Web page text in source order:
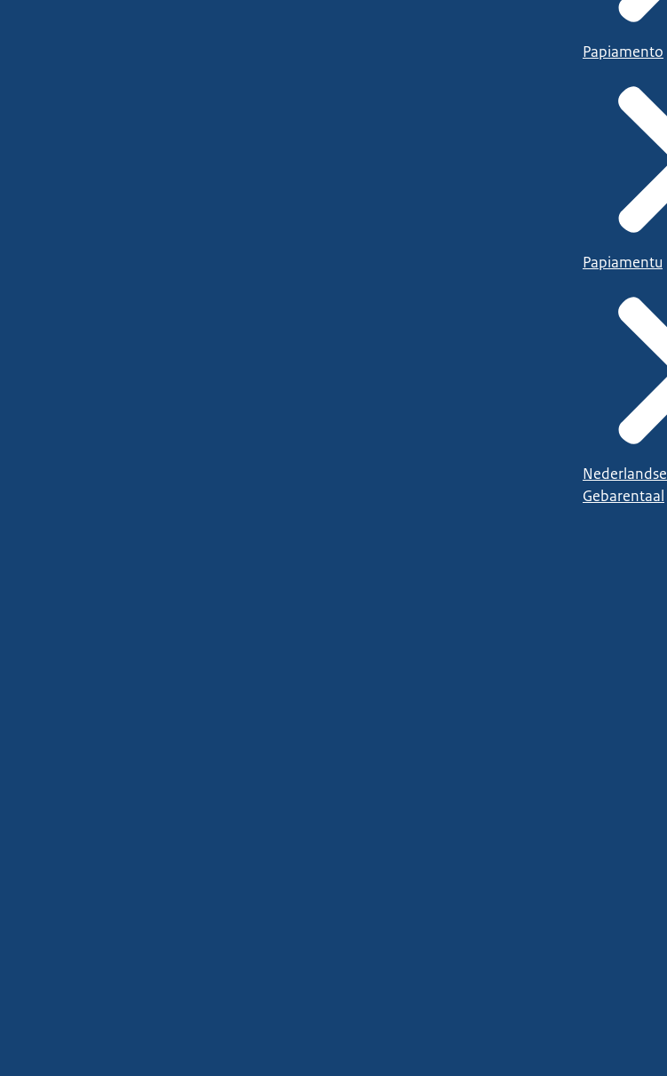
Papiamento
Papiamentu
Nederlandse
Gebarentaal